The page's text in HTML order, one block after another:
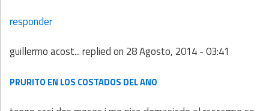
responder
guillermo acost...replied on 28 Agosto, 2014 - 03:41
PRURITO EN LOS COSTADOS DEL ANO